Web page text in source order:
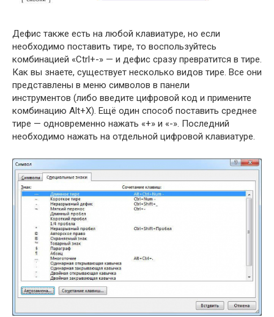
Дефис также есть на любой клавиатуре, но если
необходимо поставить тире, то воспользуйтесь
комбинацией «Ctrl+-» — и дефис сразу превратится в тире.
Как вы знаете, существует несколько видов тире. Все они
представлены в меню символов в панели
инструментов (либо введите цифровой код и примените
комбинацию Alt+X). Ещё один способ поставить среднее
тире — одновременно нажать «+» и «-». Последний
необходимо нажать на отдельной цифровой клавиатуре.